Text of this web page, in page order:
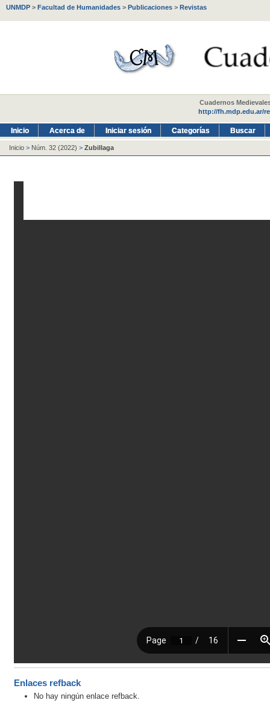
UNMDP > Facultad de Humanidades > Publicaciones > Revistas
Cuadernos
http://fh.mdp.edu.ar/
Inicio Acerca de Iniciar sesión Categorías Buscar
Inicio > Núm. 32 (2022) > Zubillaga
Enlaces refback
No hay ningún enlace refback.